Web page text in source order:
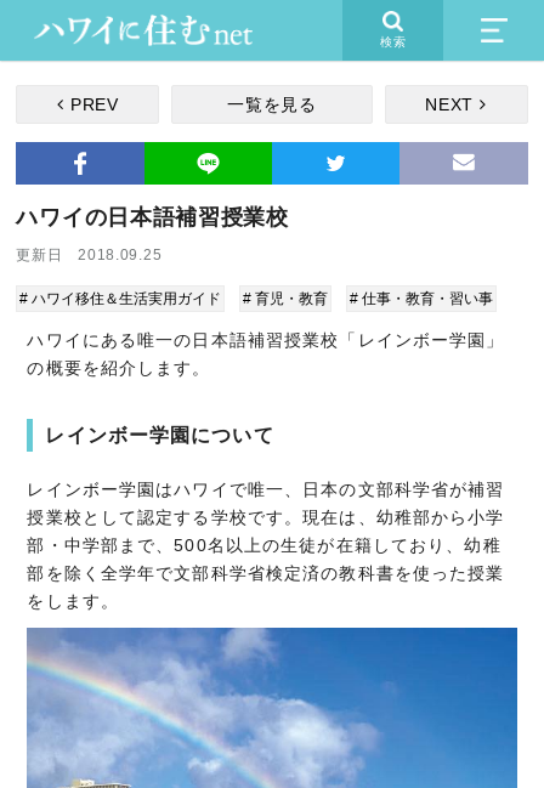
検索
PREV 一覧を見る NEXT
ハワイの日本語補習授業校
更新日 2018.09.25
# ハワイ移住＆生活実用ガイド # 育児・教育 # 仕事・教育・習い事
ハワイにある唯一の日本語補習授業校「レインボー学園」
の概要を紹介します。
レインボー学園について
レインボー学園はハワイで唯一、日本の文部科学省が補習
授業校として認定する学校です。現在は、幼稚部から小学
部・中学部まで、500名以上の生徒が在籍しており、幼稚
部を除く全学年で文部科学省検定済の教科書を使った授業
をします。